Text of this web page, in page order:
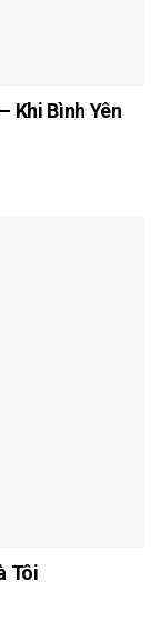
Khi Bình Yên
Tôi